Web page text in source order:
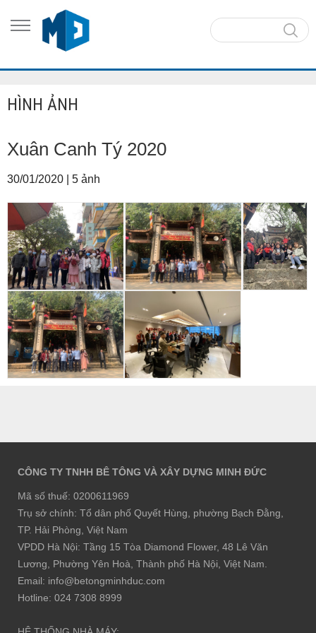
HÌNH ẢNH
Xuân Canh Tý 2020
30/01/2020 5 ảnh
CÔNG TY TNHH BÊ TÔNG VÀ XÂY DỰNG MINH ĐỨC
Mã số thuế: 0200611969
Trụ sở chính: Tổ dân phố Quyết Hùng, phường Bạch Đằng,
TP. Hải Phòng, Việt Nam
VPDD Hà Nội: Tầng 15 Tòa Diamond Flower, 48 Lê Văn
Lương, Phường Yên Hoà, Thành phố Hà Nội, Việt Nam.
Email: info@betongminhduc.com
Hotline: 024 7308 8999